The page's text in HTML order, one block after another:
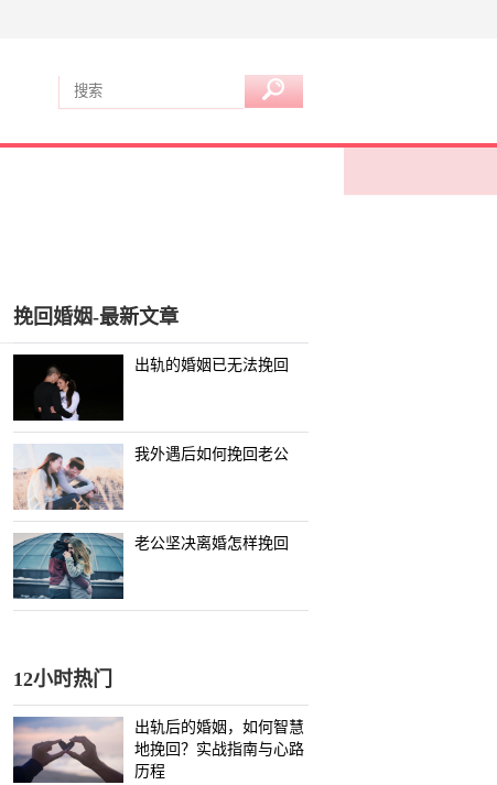
挽回婚姻-最新文章
出轨的婚姻已无法挽回
我外遇后如何挽回老公
老公坚决离婚怎样挽回
12小时热门
出轨后的婚姻，如何智慧
地挽回？实战指南与心路
历程